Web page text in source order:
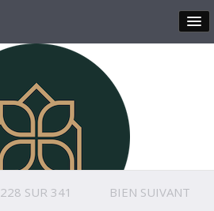
228 SUR 341 BIEN SUIVANT